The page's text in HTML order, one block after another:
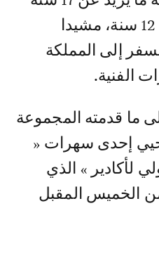
ومنهم من قضى قرابة 12 سنة، مشيدا
إلى المملكة
الفنية.
ما قدمته المجموعة
إحدى سهرات «
لأكادير » الذي
من الخميس المقبل